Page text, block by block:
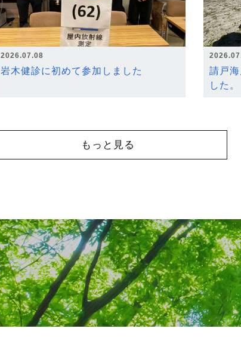
2026.07.08
岩木健診に初めて参加しました
請戸
した。
もっと見る